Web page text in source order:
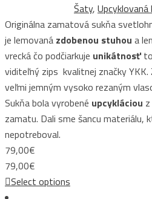
Šaty, Upcyklovaná
Originálna zamatová sukňa
je lemovaná zdobenou stuhou a
vrecká čo podčiarkuje unikátnosť
viditeľný zips kvalitnej značky YKK.
veľmi jemným vysoko rezaným
Sukňa bola vyrobené upcykláciou
zamatu. Dali sme šancu materiálu,
nepotreboval.
79,00€
79,00€
Select options